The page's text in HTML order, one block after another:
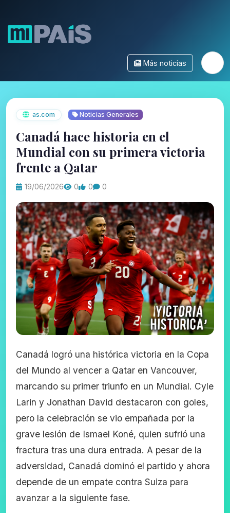
Más noticias
as.com Noticias Generales
Canadá hace historia en el
Mundial con su primera victoria
frente a Qatar
19/06/2026 0 0 0
Canadá logró una histórica victoria en la Copa
del Mundo al vencer a Qatar en Vancouver,
marcando su primer triunfo en un Mundial. Cyle
Larin y Jonathan David destacaron con goles,
pero la celebración se vio empañada por la
grave lesión de Ismael Koné, quien sufrió una
fractura tras una dura entrada. A pesar de la
adversidad, Canadá dominó el partido y ahora
depende de un empate contra Suiza para
avanzar a la siguiente fase.